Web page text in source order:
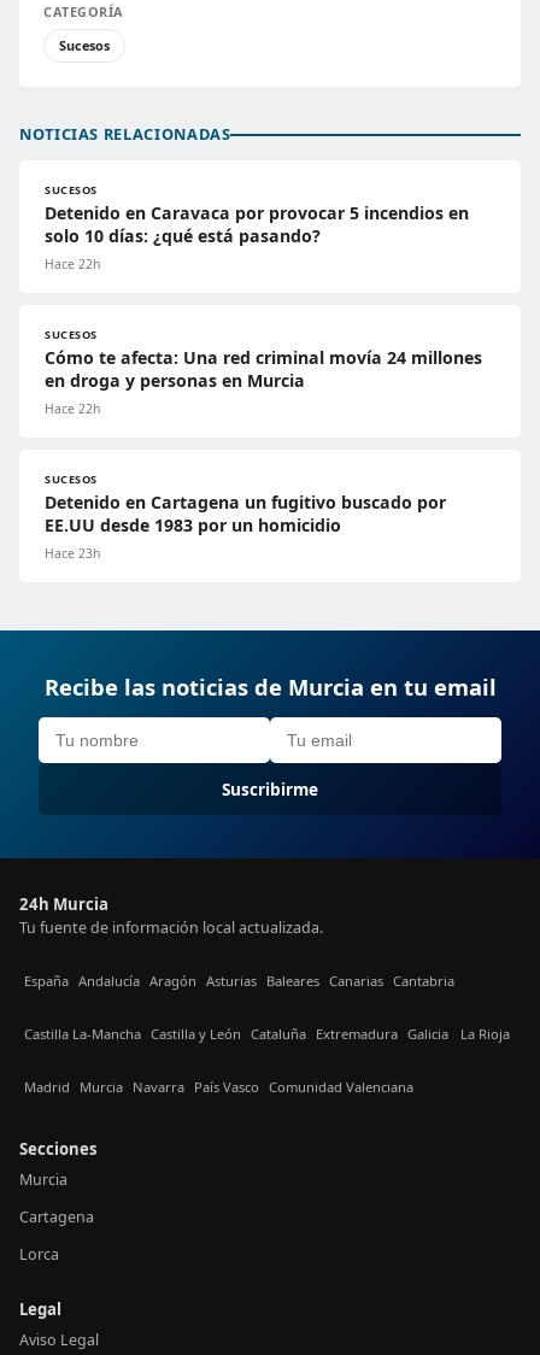
CATEGORÍA
Sucesos
NOTICIAS RELACIONADAS
SUCESOS
Detenido en Caravaca por provocar 5 incendios en
solo 10 días: ¿qué está pasando?
Hace 22h
SUCESOS
Cómo te afecta: Una red criminal movía 24 millones
en droga y personas en Murcia
Hace 22h
SUCESOS
Detenido en Cartagena un fugitivo buscado por
EE.UU desde 1983 por un homicidio
Hace 23h
Recibe las noticias de Murcia en tu email
Suscribirme
24h Murcia
Tu fuente de información local actualizada.
España Andalucía Aragón Asturias Baleares Canarias Cantabria
Castilla La-Mancha Castilla y León Cataluña Extremadura Galicia La Rioja
Madrid Murcia Navarra País Vasco Comunidad Valenciana
Secciones
Murcia
Cartagena
Lorca
Legal
Aviso Legal